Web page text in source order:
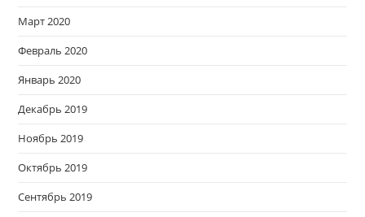
Март 2020
Февраль 2020
Январь 2020
Декабрь 2019
Ноябрь 2019
Октябрь 2019
Сентябрь 2019